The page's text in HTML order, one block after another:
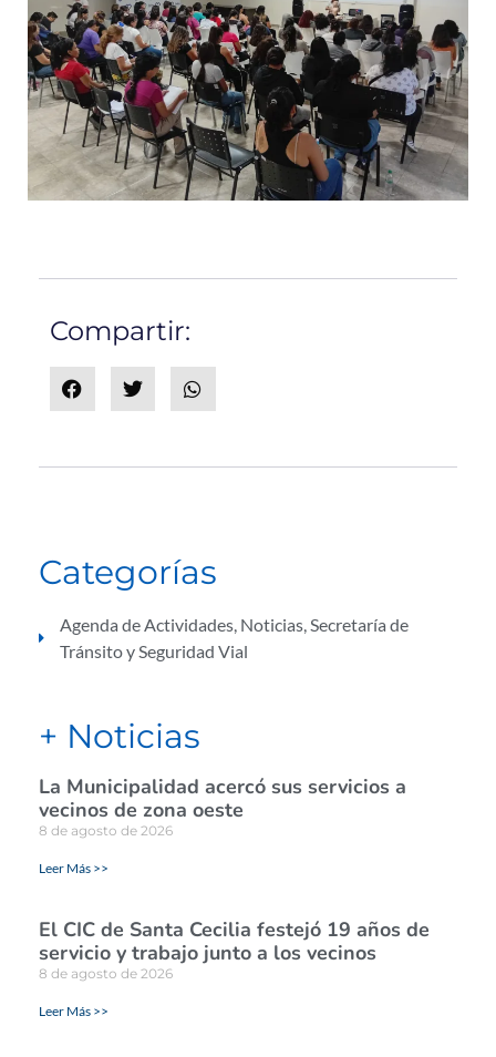
Compartir:
Categorías
Agenda de Actividades Noticias Secretaría de
Tránsito y Seguridad Vial
+ Noticias
La Municipalidad acercó sus servicios a
vecinos de zona oeste
8 de agosto de 2026
Leer Más >>
El CIC de Santa Cecilia festejó 19 años de
servicio y trabajo junto a los vecinos
8 de agosto de 2026
Leer Más >>